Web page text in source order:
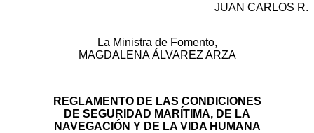
JUAN CARLOS R.
La Ministra de Fomento,
MAGDALENA ÁLVAREZ ARZA
REGLAMENTO DE LAS CONDICIONES
DE SEGURIDAD MARÍTIMA, DE LA
NAVEGACIÓN Y DE LA VIDA HUMANA